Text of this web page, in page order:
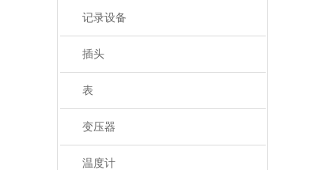
记录设备
插头
表
变压器
温度计